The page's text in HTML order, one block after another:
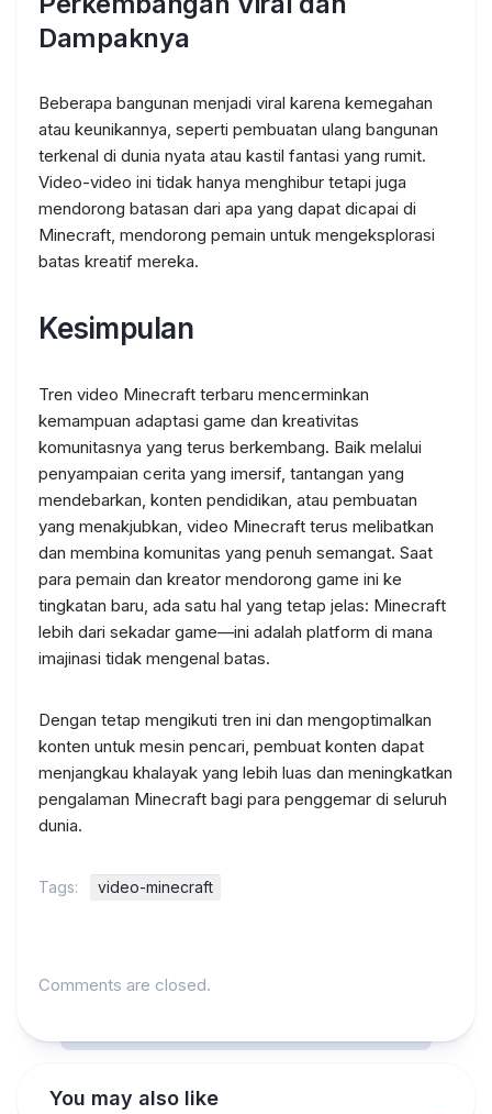
Dampaknya
Beberapa bangunan menjadi viral karena kemegahan
atau keunikannya, seperti pembuatan ulang bangunan
terkenal di dunia nyata atau kastil fantasi yang rumit.
Video-video ini tidak hanya menghibur tetapi juga
mendorong batasan dari apa yang dapat dicapai di
Minecraft, mendorong pemain untuk mengeksplorasi
batas kreatif mereka.
Kesimpulan
Tren video Minecraft terbaru mencerminkan
kemampuan adaptasi game dan kreativitas
komunitasnya yang terus berkembang. Baik melalui
penyampaian cerita yang imersif, tantangan yang
mendebarkan, konten pendidikan, atau pembuatan
yang menakjubkan, video Minecraft terus melibatkan
dan membina komunitas yang penuh semangat. Saat
para pemain dan kreator mendorong game ini ke
tingkatan baru, ada satu hal yang tetap jelas: Minecraft
lebih dari sekadar game—ini adalah platform di mana
imajinasi tidak mengenal batas.
Dengan tetap mengikuti tren ini dan mengoptimalkan
konten untuk mesin pencari, pembuat konten dapat
menjangkau khalayak yang lebih luas dan meningkatkan
pengalaman Minecraft bagi para penggemar di seluruh
dunia.
Tags: video-minecraft
Comments are closed.
You may also like